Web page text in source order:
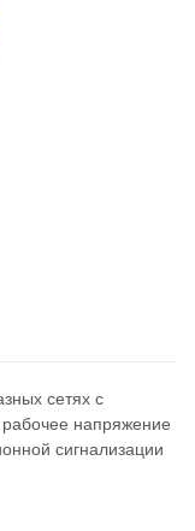
сетях с
напряжение
сигнализации